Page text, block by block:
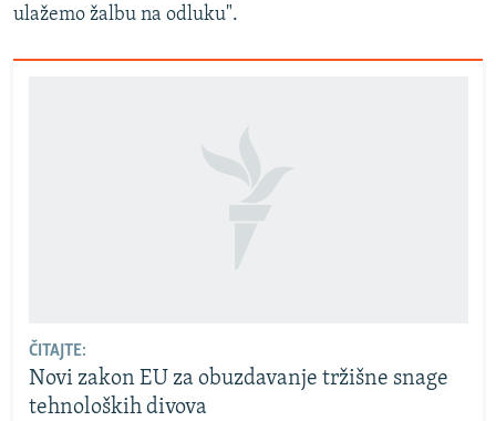
ulažemo žalbu na odluku".
ČITAJTE:
Novi zakon EU za obuzdavanje tržišne snage
tehnoloških divova